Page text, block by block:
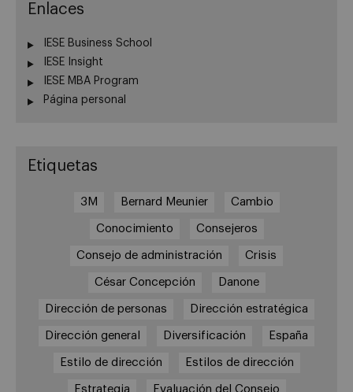
Enlaces
IESE Business School
IESE Insight
IESE MBA Program
Página personal
Etiquetas
3M Bernard Meunier Cambio
Conocimiento Consejeros
Consejo de administración Crisis
César Concepción Danone
Dirección de personas Dirección estratégica
Dirección general Diversificación España
Estilo de dirección Estilos de dirección
Estrategia Evaluación del Consejo